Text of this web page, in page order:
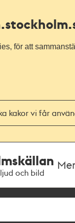
för att
kakor vi får
och bild